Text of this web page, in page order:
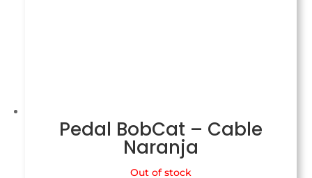
Pedal BobCat – Cable
Naranja
Out of stock